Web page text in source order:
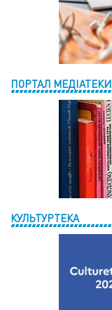
ПОРТАЛ МЕДІАТЕКИ
КУЛЬТУРТЕКА